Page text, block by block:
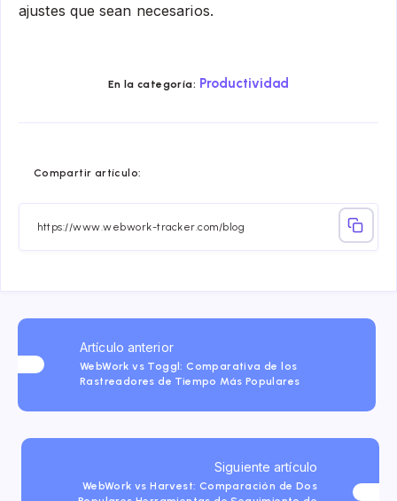
ajustes que sean necesarios.
En la categoría: Productividad
Compartir artículo:
Email
Artículo anterior
WebWork vs Toggl: Comparativa de los
Rastreadores de Tiempo Más Populares
Siguiente artículo
WebWork vs Harvest: Comparación de Dos